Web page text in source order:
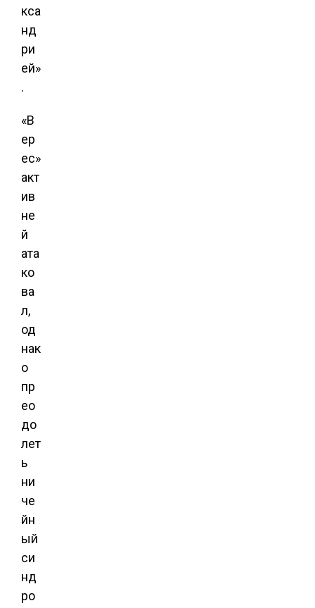
кса
нд
ри
ей»
.
«В
ер
ес»
акт
ив
не
й
ата
ко
ва
л,
од
нак
о
пр
ео
до
лет
ь
ни
че
йн
ый
си
нд
ро